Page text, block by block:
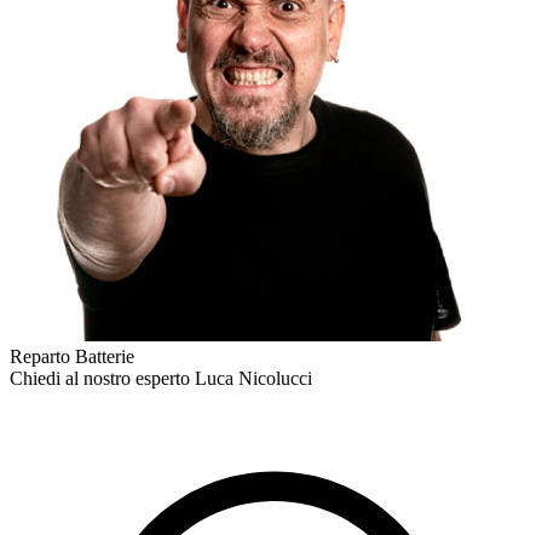
Reparto Batterie
Chiedi al nostro esperto Luca Nicolucci